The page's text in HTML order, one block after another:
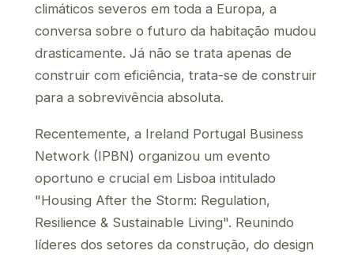
climáticos severos em toda a Europa, a
conversa sobre o futuro da habitação mudou
drasticamente. Já não se trata apenas de
construir com eficiência, trata-se de construir
para a sobrevivência absoluta.
Recentemente, a Ireland Portugal Business
Network (IPBN) organizou um evento
oportuno e crucial em Lisboa intitulado
"Housing After the Storm: Regulation,
Resilience & Sustainable Living". Reunindo
líderes dos setores da construção, do design